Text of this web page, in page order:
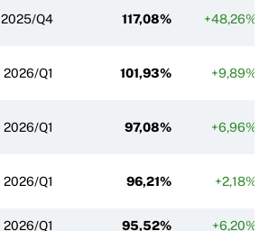
2025/Q4 117,08% +48,26%
2026/Q1 101,93% +9,89%
2026/Q1 97,08% +6,96%
2026/Q1 96,21% +2,18%
2026/Q1 95,52% +6,20%